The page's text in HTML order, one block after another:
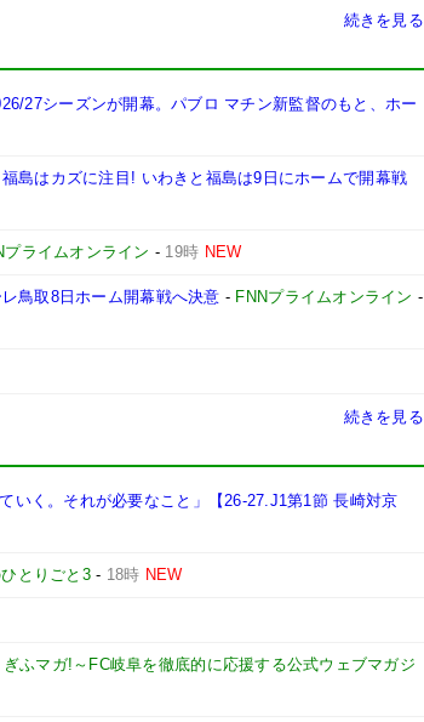
続きを見る
27シーズンが開幕。パブロ マチン新監督のもと、ホー
島はカズに注目! いわきと福島は9日にホームで開幕戦
プライムオンライン - 19時 NEW
鳥取8日ホーム開幕戦へ決意 - FNNプライムオンライン -
続きを見る
いく。それが必要なこと」【26-27.J1第1節 長崎対京
とりごと3 - 18時 NEW
ぎふマガ!～FC岐阜を徹底的に応援する公式ウェブマガジ